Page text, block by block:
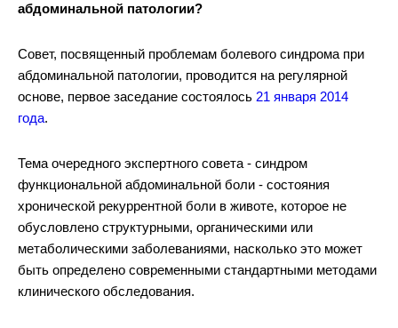
абдоминальной патологии?
Совет, посвященный проблемам болевого синдрома при
абдоминальной патологии, проводится на регулярной
основе, первое заседание состоялось 21 января 2014
года.
Тема очередного экспертного совета - синдром
функциональной абдоминальной боли - состояния
хронической рекуррентной боли в животе, которое не
обусловлено структурными, органическими или
метаболическими заболеваниями, насколько это может
быть определено современными стандартными методами
клинического обследования.